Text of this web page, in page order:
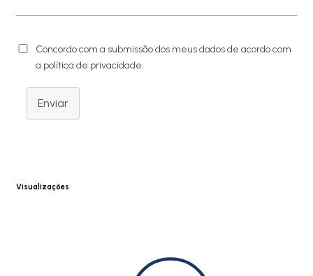
Concordo com a submissão dos meus dados de acordo com
a política de privacidade.
Enviar
Visualizações